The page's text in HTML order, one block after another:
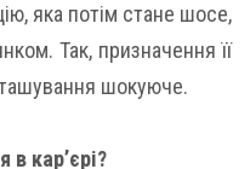
яка потім стане шосе,
Так, призначення її
шокуюче.
в кар’єрі?